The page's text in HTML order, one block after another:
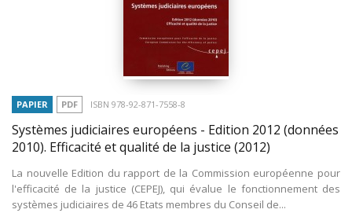
PAPIER PDF ISBN 978-92-871-7558-8
Systèmes judiciaires européens - Edition 2012 (données
2010). Efficacité et qualité de la justice (2012)
La nouvelle Edition du rapport de la Commission européenne pour
l'efficacité de la justice (CEPEJ), qui évalue le fonctionnement des
systèmes judiciaires de 46 Etats membres du Conseil de...